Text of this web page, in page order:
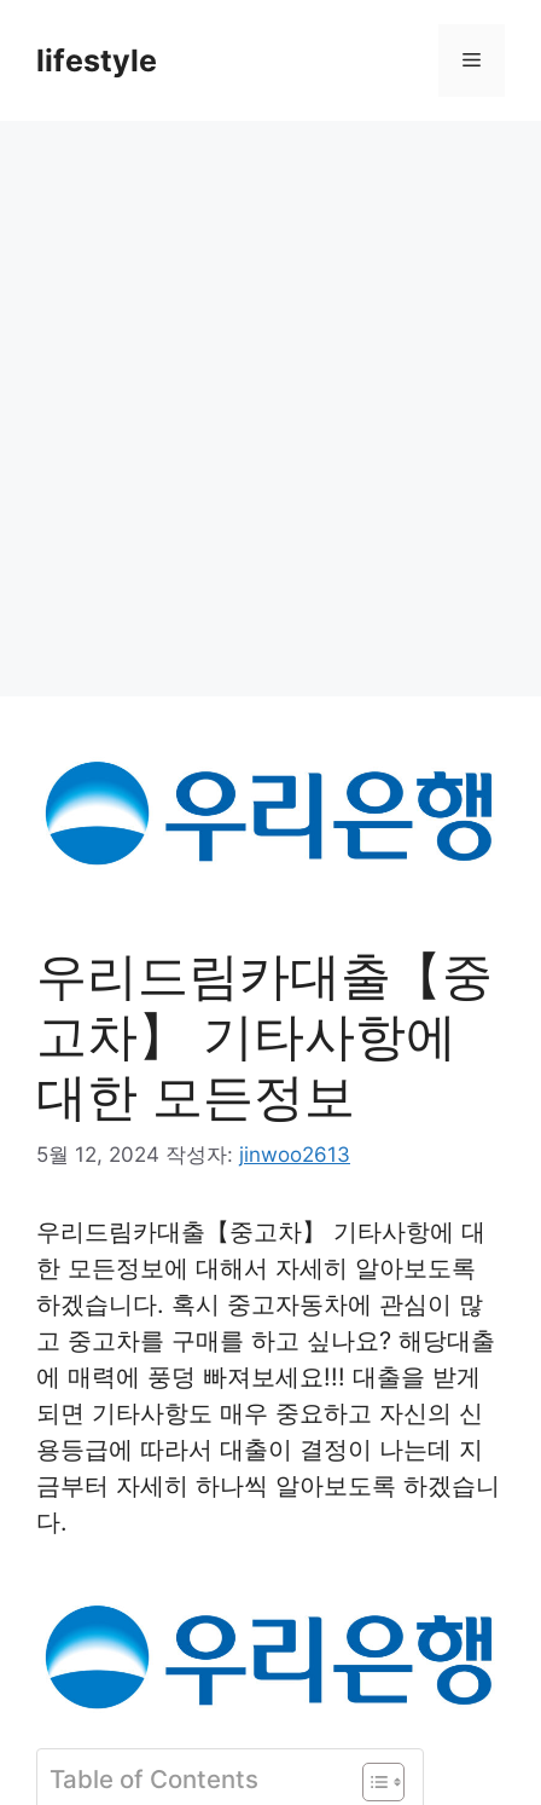
lifestyle 메
우리드림카대출【중
고차】 기타사항에
대한 모든정보
5월 12, 2024 작성자: jinwoo2613
우리드림카대출【중고차】 기타사항에 대
한 모든정보에 대해서 자세히 알아보도록
하겠습니다. 혹시 중고자동차에 관심이 많
고 중고차를 구매를 하고 싶나요? 해당대출
에 매력에 풍덩 빠져보세요!!! 대출을 받게
되면 기타사항도 매우 중요하고 자신의 신
용등급에 따라서 대출이 결정이 나는데 지
금부터 자세히 하나씩 알아보도록 하겠습니
다.
Table of Contents